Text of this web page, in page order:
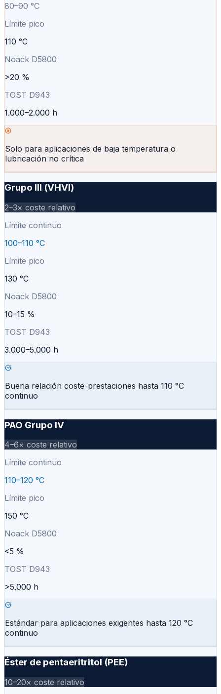
80–90 °C
Límite pico
110 °C
Noack D5800
>20 %
TOST D943
1.000–2.000 h
Solo para aplicaciones de baja temperatura o
lubricación no crítica
Grupo III (VHVI)
2–3× coste relativo
Límite continuo
100–110 °C
Límite pico
130 °C
Noack D5800
10–15 %
TOST D943
3.000–5.000 h
Buena relación coste-prestaciones hasta 110 °C
continuo
PAO Grupo IV
4–6× coste relativo
Límite continuo
110–120 °C
Límite pico
150 °C
Noack D5800
<5 %
TOST D943
>5.000 h
Estándar para aplicaciones exigentes hasta 120 °C
continuo
Éster de pentaeritritol (PEE)
10–20× coste relativo